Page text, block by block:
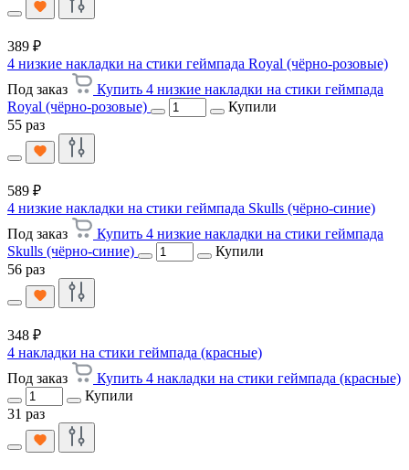
389 ₽
4 низкие накладки на стики геймпада Royal (чёрно-розовые)
Под заказ
Купить 4 низкие накладки на стики геймпада
Royal (чёрно-розовые)
Купили
55 раз
589 ₽
4 низкие накладки на стики геймпада Skulls (чёрно-синие)
Под заказ
Купить 4 низкие накладки на стики геймпада
Skulls (чёрно-синие)
Купили
56 раз
348 ₽
4 накладки на стики геймпада (красные)
Под заказ
Купить 4 накладки на стики геймпада (красные)
Купили
31 раз